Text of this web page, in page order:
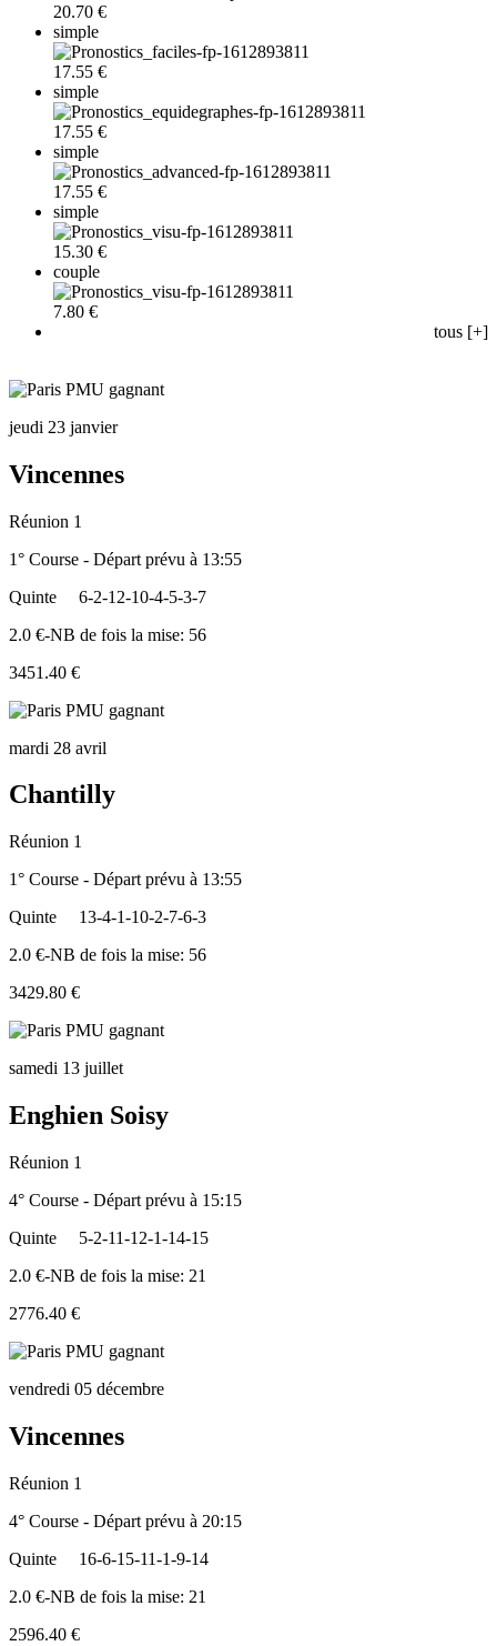
20.70 €
simple
17.55 €
simple
17.55 €
simple
17.55 €
simple
15.30 €
couple
7.80 €
tous [+]
jeudi 23 janvier
Vincennes
Réunion 1
1° Course - Départ prévu à 13:55
Quinte
6-2-12-10-4-5-3-7
2.0 €-NB de fois la mise: 56
3451.40 €
mardi 28 avril
Chantilly
Réunion 1
1° Course - Départ prévu à 13:55
Quinte
13-4-1-10-2-7-6-3
2.0 €-NB de fois la mise: 56
3429.80 €
samedi 13 juillet
Enghien Soisy
Réunion 1
4° Course - Départ prévu à 15:15
Quinte
5-2-11-12-1-14-15
2.0 €-NB de fois la mise: 21
2776.40 €
vendredi 05 décembre
Vincennes
Réunion 1
4° Course - Départ prévu à 20:15
Quinte
16-6-15-11-1-9-14
2.0 €-NB de fois la mise: 21
2596.40 €